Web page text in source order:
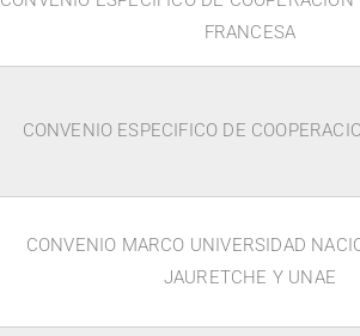
FRANCESA
CONVENIO ESPECIFICO DE
CONVENIO MARCO UNIVERSIDAD
JAURETCHE Y UNAE